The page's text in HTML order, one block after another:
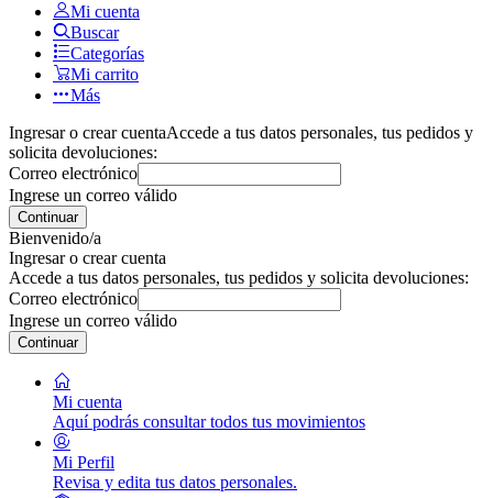
Mi cuenta
Buscar
Categorías
Mi carrito
Más
Ingresar o crear cuentaAccede a tus datos personales, tus pedidos y
solicita devoluciones:
Correo electrónico
Ingrese un correo válido
Continuar
Bienvenido/a
Ingresar o crear cuenta
Accede a tus datos personales, tus pedidos y solicita devoluciones:
Correo electrónico
Ingrese un correo válido
Continuar
Mi cuenta
Aquí podrás consultar todos tus movimientos
Mi Perfil
Revisa y edita tus datos personales.